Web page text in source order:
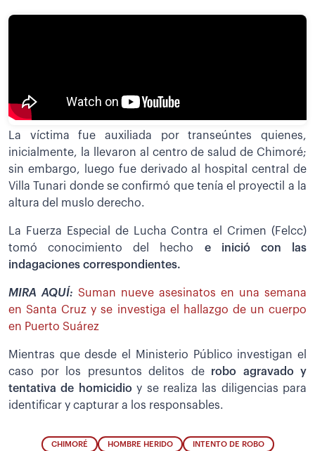
La víctima fue auxiliada por transeúntes quienes,
inicialmente, la llevaron al centro de salud de Chimoré;
sin embargo, luego fue derivado al hospital central de
Villa Tunari donde se confirmó que tenía el proyectil a la
altura del muslo derecho.
La Fuerza Especial de Lucha Contra el Crimen (Felcc)
tomó conocimiento del hecho e inició con las
indagaciones correspondientes.
MIRA AQUÍ: Suman nueve asesinatos en una semana
en Santa Cruz y se investiga el hallazgo de un cuerpo
en Puerto Suárez
Mientras que desde el Ministerio Público investigan el
caso por los presuntos delitos de robo agravado y
tentativa de homicidioy se realiza las diligencias para
identificar y capturar a los responsables.
CHIMORÉ HOMBRE HERIDO INTENTO DE ROBO